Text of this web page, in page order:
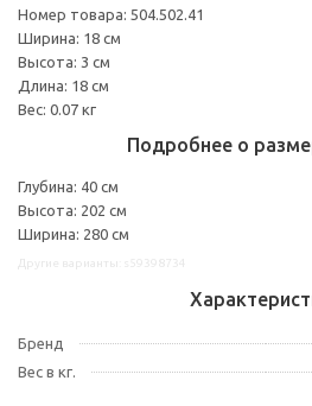
Номер товара: 504.502.41
Ширина: 18 см
Высота: 3 см
Длина: 18 см
Вес: 0.07 кг
Подробнее о
Глубина: 40 см
Высота: 202 см
Ширина: 280 см
Бренд
Вес в кг.